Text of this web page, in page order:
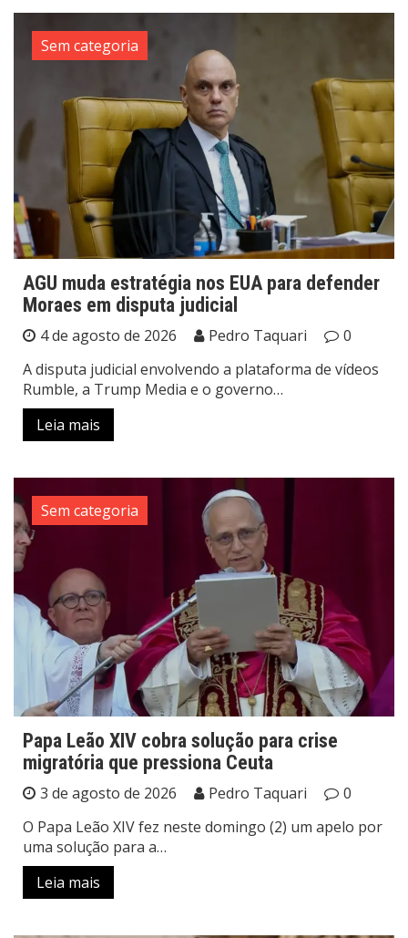
Sem categoria
AGU muda estratégia nos EUA para defender
Moraes em disputa judicial
4 de agosto de 2026 Pedro Taquari
0
A disputa judicial envolvendo a plataforma de vídeos
Rumble, a Trump Media e o governo…
Leia mais
Sem categoria
Papa Leão XIV cobra solução para crise
migratória que pressiona Ceuta
3 de agosto de 2026 Pedro Taquari
0
O Papa Leão XIV fez neste domingo (2) um apelo por
uma solução para a…
Leia mais